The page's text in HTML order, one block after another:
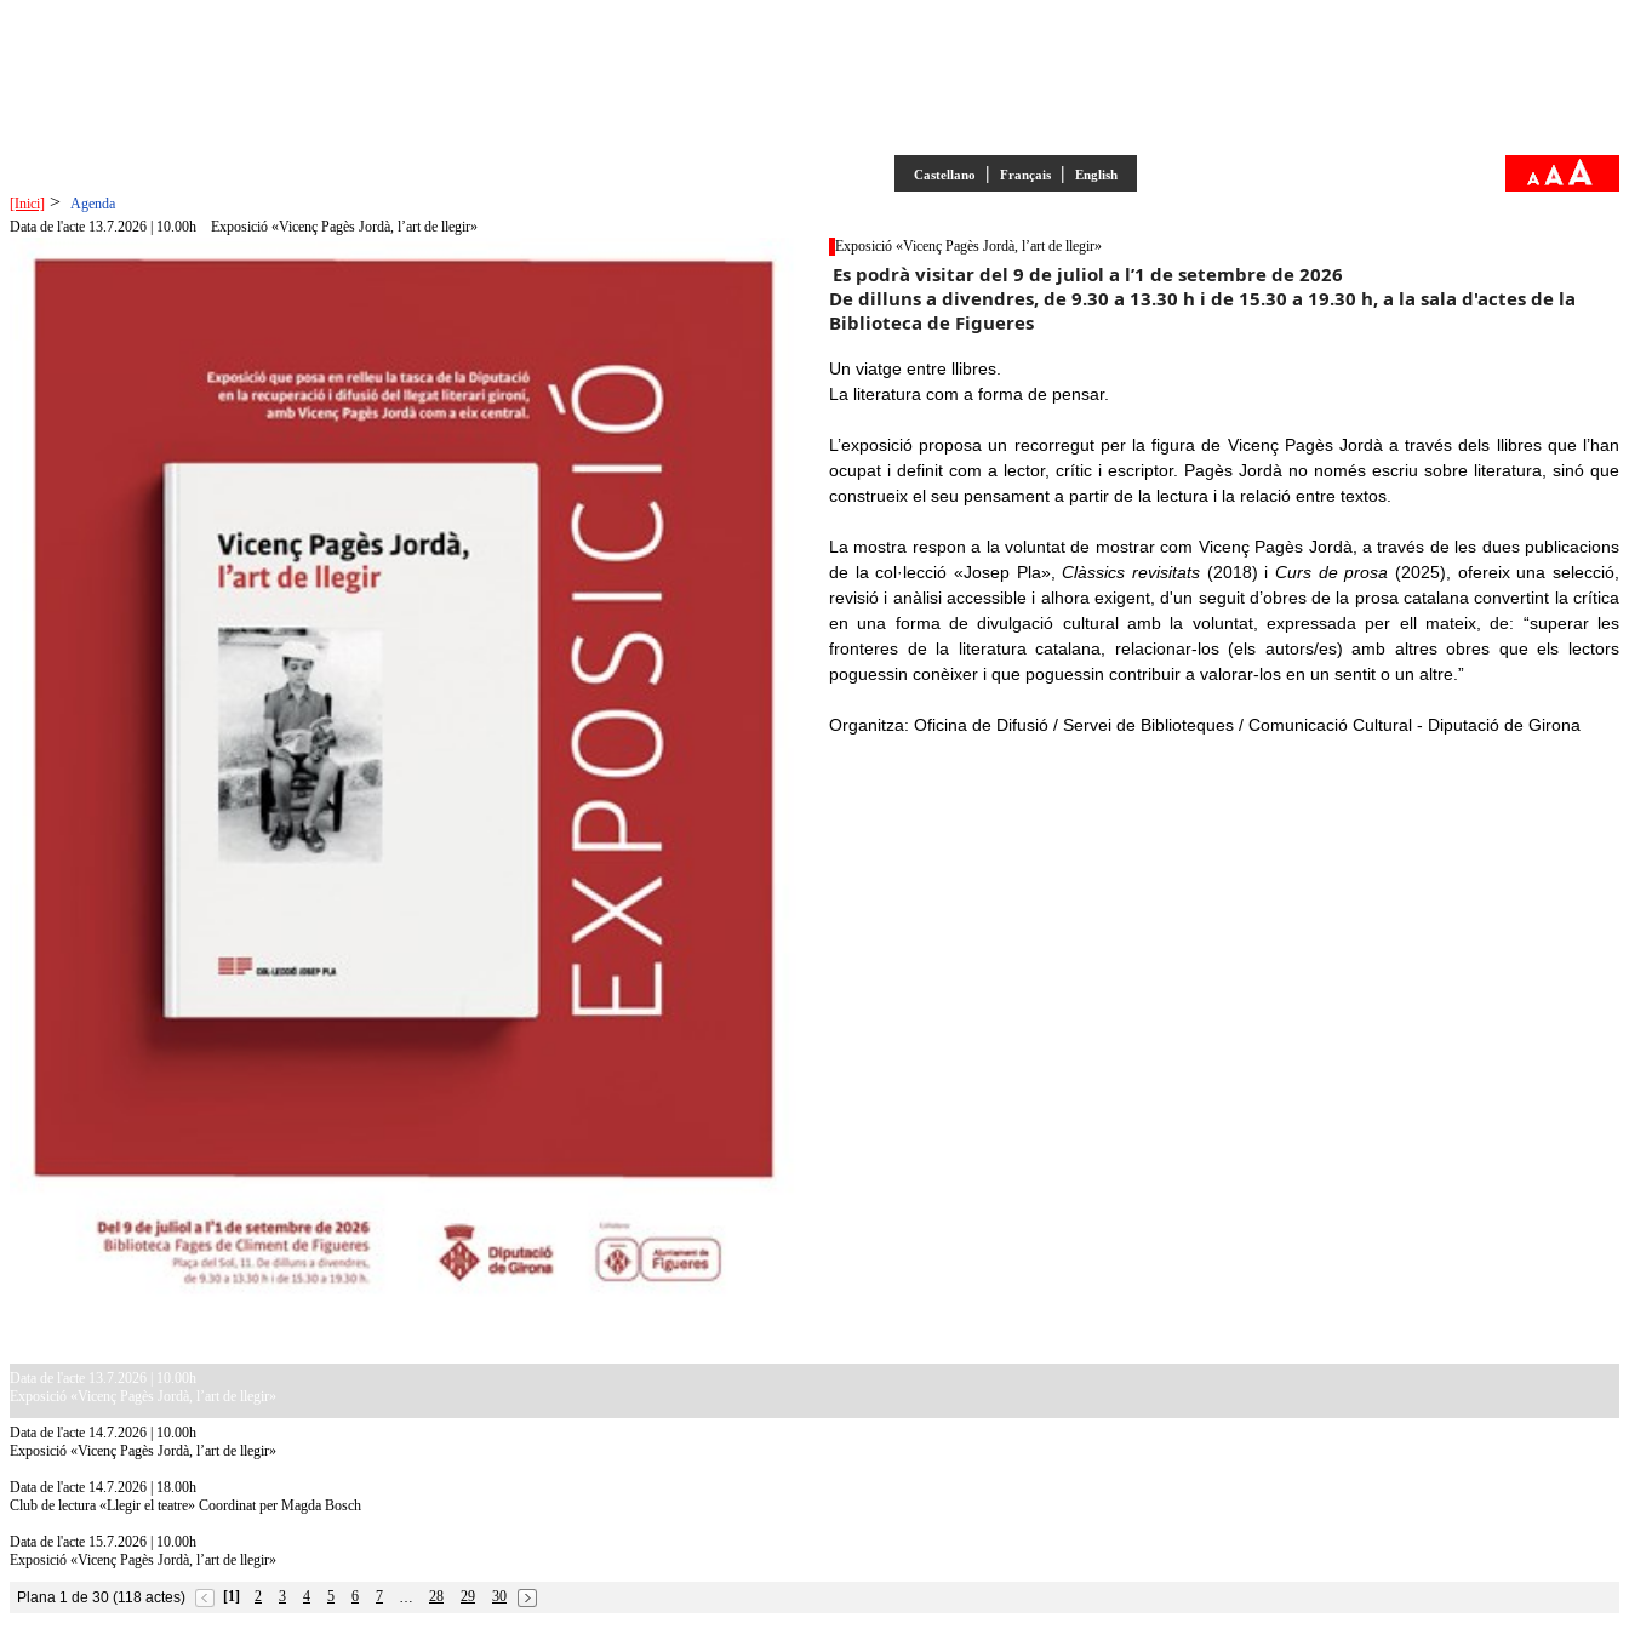
Castellano | Français | English
[Inici] > Agenda
Data de l'acte 13.7.2026 | 10.00h
Exposició «Vicenç Pagès Jordà, l’art de llegir»
Exposició «Vicenç Pagès Jordà, l’art de llegir»
Es podrà visitar del 9 de juliol a l’1 de setembre de 2026
De dilluns a divendres, de 9.30 a 13.30 h i de 15.30 a 19.30 h, a la sala d'actes de la
Biblioteca de Figueres
Un viatge entre llibres.
La literatura com a forma de pensar.
L’exposició proposa un recorregut per la figura de Vicenç Pagès Jordà a través dels llibres que l’han
ocupat i definit com a lector, crític i escriptor. Pagès Jordà no només escriu sobre literatura, sinó que
construeix el seu pensament a partir de la lectura i la relació entre textos.
La mostra respon a la voluntat de mostrar com Vicenç Pagès Jordà, a través de les dues publicacions
de la col·lecció «Josep Pla»,Clàssics revisitats (2018) iCurs de prosa (2025), ofereix una selecció,
revisió i anàlisi accessible i alhora exigent, d'un seguit d’obres de la prosa catalana convertint la crítica
en una forma de divulgació cultural amb la voluntat, expressada per ell mateix, de: “superar les
fronteres de la literatura catalana, relacionar-los (els autors/es) amb altres obres que els lectors
poguessin conèixer i que poguessin contribuir a valorar-los en un sentit o un altre.”
Organitza: Oficina de Difusió / Servei de Biblioteques / Comunicació Cultural - Diputació de Girona
Data de l'acte 13.7.2026 | 10.00h
Exposició «Vicenç Pagès Jordà, l’art de llegir»
Data de l'acte 14.7.2026 | 10.00h
Exposició «Vicenç Pagès Jordà, l’art de llegir»
Data de l'acte 14.7.2026 | 18.00h
Club de lectura «Llegir el teatre» Coordinat per Magda Bosch
Data de l'acte 15.7.2026 | 10.00h
Exposició «Vicenç Pagès Jordà, l’art de llegir»
Plana 1 de 30 (118 actes) [1] 2 3 4 5 6 7 … 28 29
30